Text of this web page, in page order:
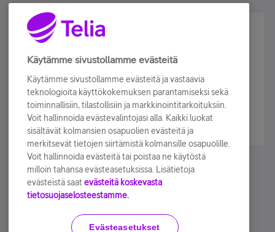
Älä jää paitsi – osallistu ja voita!
Tilaa Telian uutiskirje ja olet mukana arvonnassa.
sähköpostiisi.
Tilaa nyt
Käyttöehdot Accessibility statement
Käytämme sivustollamme evästeitä
Käytämme sivustollamme evästeitä ja vastaavia
teknologioita käyttökokemuksen parantamiseksi sekä
toiminnallisiin, tilastollisiin ja markkinointitarkoituksiin.
Voit hallinnoida evästevalintojasi alla. Kaikki luokat
sisältävät kolmansien osapuolien evästeitä ja
merkitsevät tietojen siirtämistä kolmansille osapuolille.
Voit hallinnoida evästeitä tai poistaa ne käytöstä
milloin tahansa evästeasetuksissa. Lisätietoja
evästeistä saat evästeitä koskevasta
tietosuojaselosteestamme.
Evästeasetukset